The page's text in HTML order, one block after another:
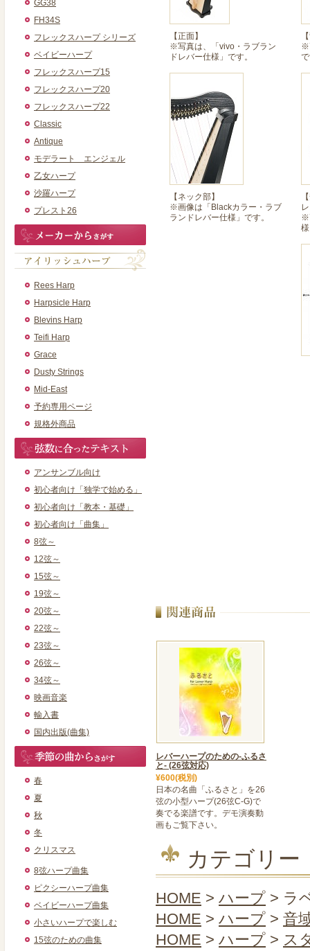
GG38
FH34S
フレックスハープ シリーズ
ベイビーハープ
フレックスハープ15
フレックスハープ20
フレックスハープ22
Classic
Antique
モデラート エンジェル
乙女ハープ
沙羅ハープ
プレスト26
Rees Harp
Harpsicle Harp
Blevins Harp
Teifi Harp
Grace
Dusty Strings
Mid-East
予約専用ページ
規格外商品
アンサンブル向け
初心者向け「独学で始める」
初心者向け「教本・基礎」
初心者向け「曲集」
8弦～
12弦～
15弦～
19弦～
20弦～
22弦～
23弦～
26弦～
34弦～
映画音楽
輸入書
国内出版(曲集)
春
夏
秋
冬
クリスマス
8弦ハープ曲集
ピクシーハープ曲集
ベイビーハープ曲集
小さいハープで楽しむ
15弦のための曲集
【正面】
※写真は、「vivo・ラブラン
ドレバー仕様」です。
※
【ネック部】
※画像は「Blackカラー・ラブ
ランドレバー仕様」です。
※
レバーハープのための-ふるさ
と- (26弦対応)
¥600(税別)
日本の名曲「ふるさと」を26
弦の小型ハープ(26弦C-G)で
奏でる楽譜です。デモ演奏動
画もご覧下さい。
カテゴリー
HOME > ハープ > ラ
HOME > ハープ > 音
HOME > ハープ > ス